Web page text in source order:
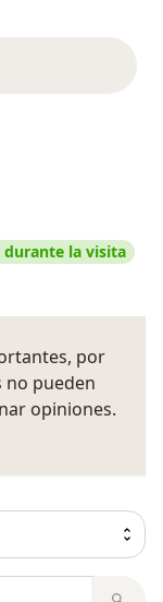
durante la visita
por
no pueden
opiniones.